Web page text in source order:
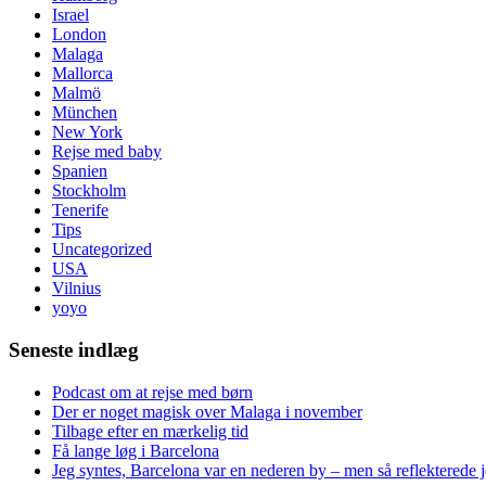
Israel
London
Malaga
Mallorca
Malmö
München
New York
Rejse med baby
Spanien
Stockholm
Tenerife
Tips
Uncategorized
USA
Vilnius
yoyo
Seneste indlæg
Podcast om at rejse med børn
Der er noget magisk over Malaga i november
Tilbage efter en mærkelig tid
Få lange løg i Barcelona
Jeg syntes, Barcelona var en nederen by – men så reflekterede